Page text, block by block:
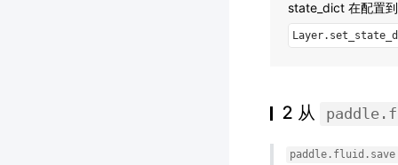
state_dict 在配置
2 从
paddle.fluid.save